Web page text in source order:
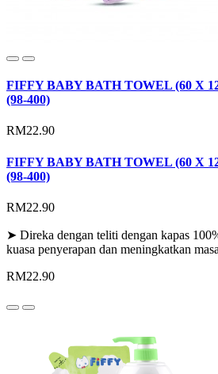
FIFFY BABY BATH TOWEL (60 X
(98-400)
RM22.90
FIFFY BABY BATH TOWEL (60 X
(98-400)
RM22.90
➤ Direka dengan teliti dengan kapas
kuasa penyerapan dan meningkatkan
RM22.90